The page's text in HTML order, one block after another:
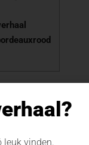
waarde
leidende
bericht
vinden.